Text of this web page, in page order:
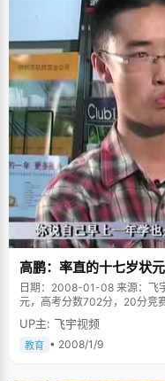
高鹏：率直的十七岁状元
日期：2008-01-08 来源：飞宇网 燕子 高鹏，2007年内蒙古省高考理科状
元，高考分数702分，20分竞赛
一次见高鹏的时候，闹了点小
的问："请问，我是该叫你们姐
挠头，嗖地红了脸。两个二十
UP主: 飞宇视频
教育 • 2008/1/9